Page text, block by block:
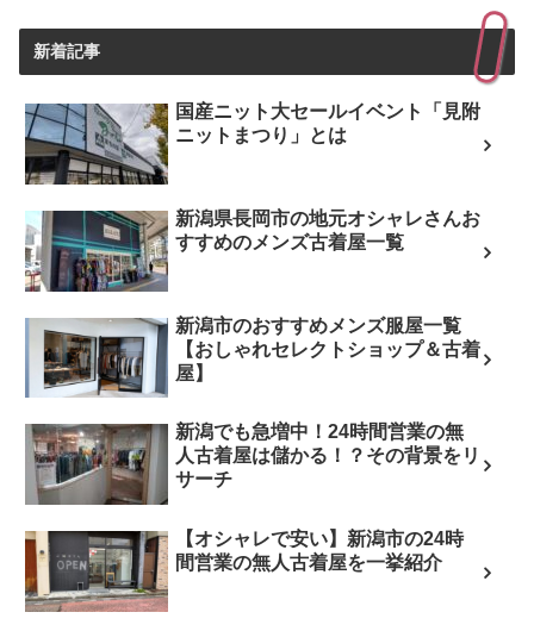
新着記事
国産ニット大セールイベント「見附
ニットまつり」とは
新潟県長岡市の地元オシャレさんお
すすめのメンズ古着屋一覧
新潟市のおすすめメンズ服屋一覧
【おしゃれセレクトショップ＆古着
屋】
新潟でも急増中！24時間営業の無
人古着屋は儲かる！？その背景をリ
サーチ
【オシャレで安い】新潟市の24時
間営業の無人古着屋を一挙紹介